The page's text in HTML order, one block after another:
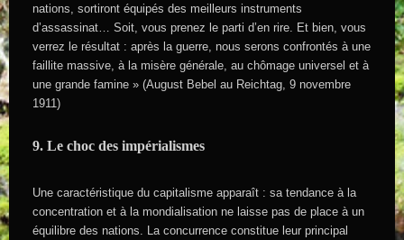
nations, sortiront équipés des meilleurs instruments
d’assassinat… Soit, vous prenez le parti d’en rire. Et bien, vous
verrez le résultat : après la guerre, nous serons confrontés à une
faillite massive, à la misère générale, au chômage universel et à
une grande famine » (August Bebel au Reichtag, 9 novembre
1911)
9. Le choc des impérialismes
Une caractéristique du capitalisme apparaît : sa tendance à la
concentration et à la mondialisation ne laisse pas de place à un
équilibre des nations. La concurrence constitue leur principal